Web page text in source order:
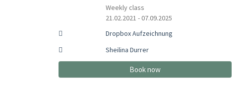
Weekly class
21.02.2021 - 07.09.2025
Dropbox Aufzeichnung
Sheilina Durrer
Book now